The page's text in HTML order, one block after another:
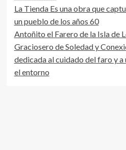
Puerto
del
Rosario
de
Alumnos
del
CEIP
La Tienda Es una obra que
un pueblo de los años 60
Antoñito el Farero de la Isla de
Graciosero de Soledad y
dedicada al cuidado del faro y
el entorno